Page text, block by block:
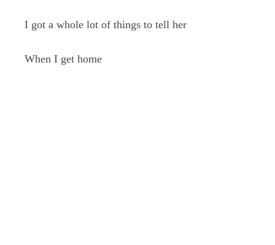
I got a whole lot of things to tell her
When I get home